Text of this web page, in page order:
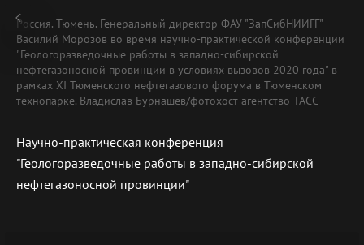
Россия. Тюмень. Генеральный директор ФАУ "ЗапСибНИИГГ"
Василий Морозов во время научно-практической конференции
"Геологоразведочные работы в западно-сибирской
нефтегазоносной провинции в условиях вызовов 2020 года" в
рамках XI Тюменского нефтегазового форума в Тюменском
технопарке. Владислав Бурнашев/фотохост-агентство ТАСС
Научно-практическая конференция
"Геологоразведочные работы в западно-сибирской
нефтегазоносной провинции"